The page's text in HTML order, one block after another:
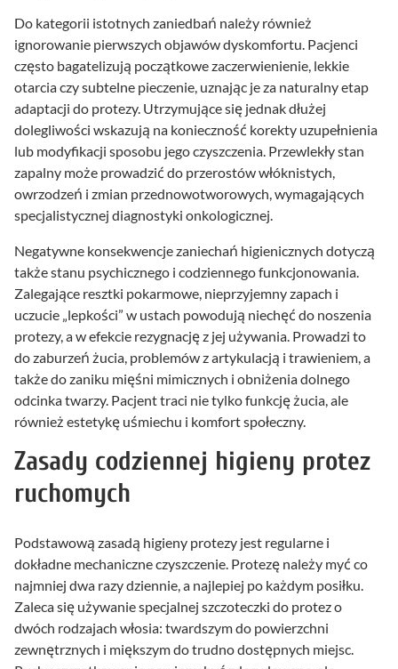
Do kategorii istotnych zaniedbań należy również
ignorowanie pierwszych objawów dyskomfortu. Pacjenci
często bagatelizują początkowe zaczerwienienie, lekkie
otarcia czy subtelne pieczenie, uznając je za naturalny etap
adaptacji do protezy. Utrzymujące się jednak dłużej
dolegliwości wskazują na konieczność korekty uzupełnienia
lub modyfikacji sposobu jego czyszczenia. Przewlekły stan
zapalny może prowadzić do przerostów włóknistych,
owrzodzeń i zmian przednowotworowych, wymagających
specjalistycznej diagnostyki onkologicznej.
Negatywne konsekwencje zaniechań higienicznych dotyczą
także stanu psychicznego i codziennego funkcjonowania.
Zalegające resztki pokarmowe, nieprzyjemny zapach i
uczucie „lepkości” w ustach powodują niechęć do noszenia
protezy, a w efekcie rezygnację z jej używania. Prowadzi to
do zaburzeń żucia, problemów z artykulacją i trawieniem, a
także do zaniku mięśni mimicznych i obniżenia dolnego
odcinka twarzy. Pacjent traci nie tylko funkcję żucia, ale
również estetykę uśmiechu i komfort społeczny.
Zasady codziennej higieny protez
ruchomych
Podstawową zasadą higieny protezy jest regularne i
dokładne mechaniczne czyszczenie. Protezę należy myć co
najmniej dwa razy dziennie, a najlepiej po każdym posiłku.
Zaleca się używanie specjalnej szczoteczki do protez o
dwóch rodzajach włosia: twardszym do powierzchni
zewnętrznych i miększym do trudno dostępnych miejsc.